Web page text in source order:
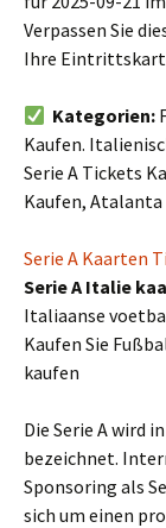
Verpassen Sie
Ihre
Kategorien:
Kaufen.
Serie A Tickets
Kaufen, Atalanta
Serie A Kaarten
Serie A Italie
Italiaanse
Kaufen Sie
kaufen
Die Serie A wird
bezeichnet.
Sponsoring als
sich um einen